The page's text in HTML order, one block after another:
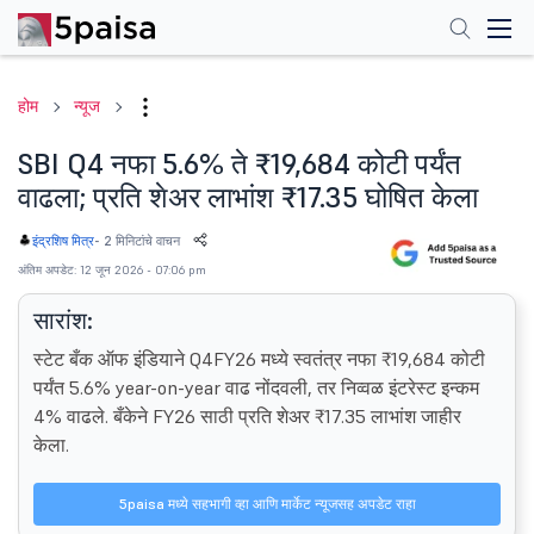
होम न्यूज
SBI Q4 नफा 5.6% ते ₹19,684 कोटी पर्यंत
वाढला; प्रति शेअर लाभांश ₹17.35 घोषित केला
इंद्रशिष मित्र- 2 मिनिटांचे वाचन
अंतिम अपडेट: 12 जून 2026 - 07:06 pm
सारांश:
स्टेट बँक ऑफ इंडियाने Q4FY26 मध्ये स्वतंत्र नफा ₹19,684 कोटी
पर्यंत 5.6% year-on-year वाढ नोंदवली, तर निव्वळ इंटरेस्ट इन्कम
4% वाढले. बँकेने FY26 साठी प्रति शेअर ₹17.35 लाभांश जाहीर
केला.
5paisa मध्ये सहभागी व्हा आणि मार्केट न्यूजसह अपडेट राहा